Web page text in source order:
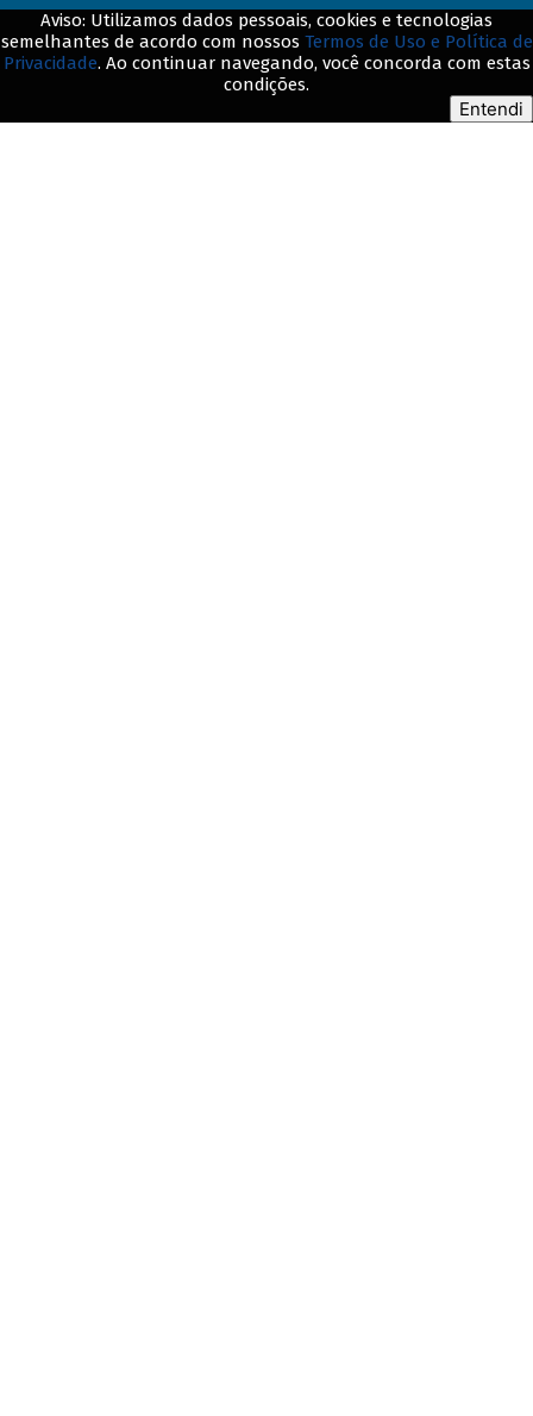
© BNDES. Todos os direitos reservados
Aviso: Utilizamos dados pessoais, cookies e tecnologias
semelhantes de acordo com nossos Termos de Uso e Política de
Privacidade. Ao continuar navegando, você concorda com estas
condições.
Entendi